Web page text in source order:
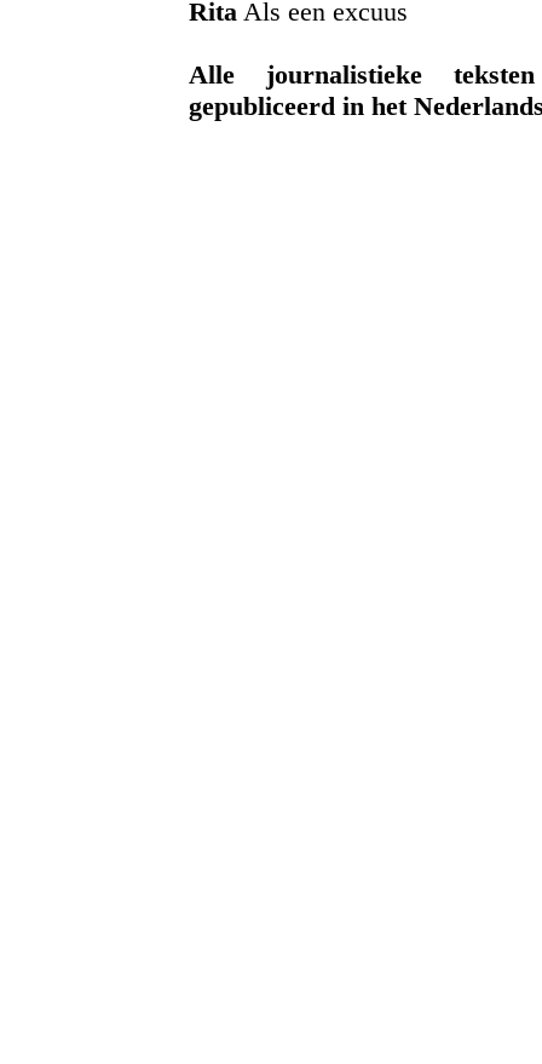
Rita Als een excuus
Alle journalistieke
gepubliceerd in het